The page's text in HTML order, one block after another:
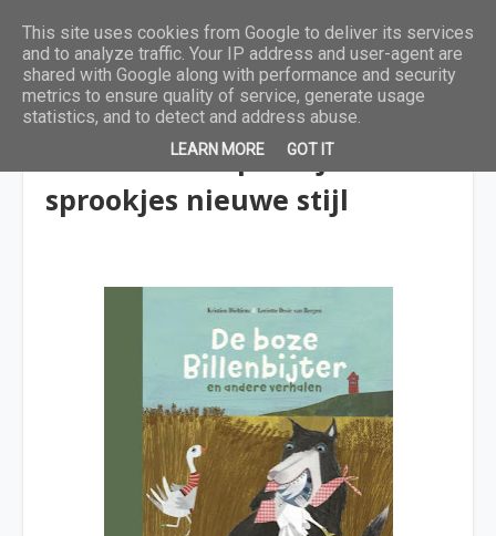
Traditionele sprookjes en
sprookjes nieuwe stijl
This site uses cookies from Google to deliver its services
and to analyze traffic. Your IP address and user-agent are
shared with Google along with performance and security
metrics to ensure quality of service, generate usage
statistics, and to detect and address abuse.
LEARN MORE GOT IT